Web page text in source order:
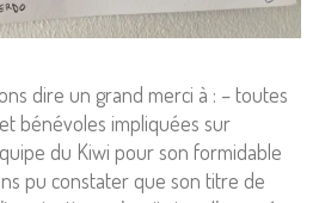
dire un grand merci à : – toutes
bénévoles impliquées sur
du Kiwi pour son formidable
pu constater que son titre de